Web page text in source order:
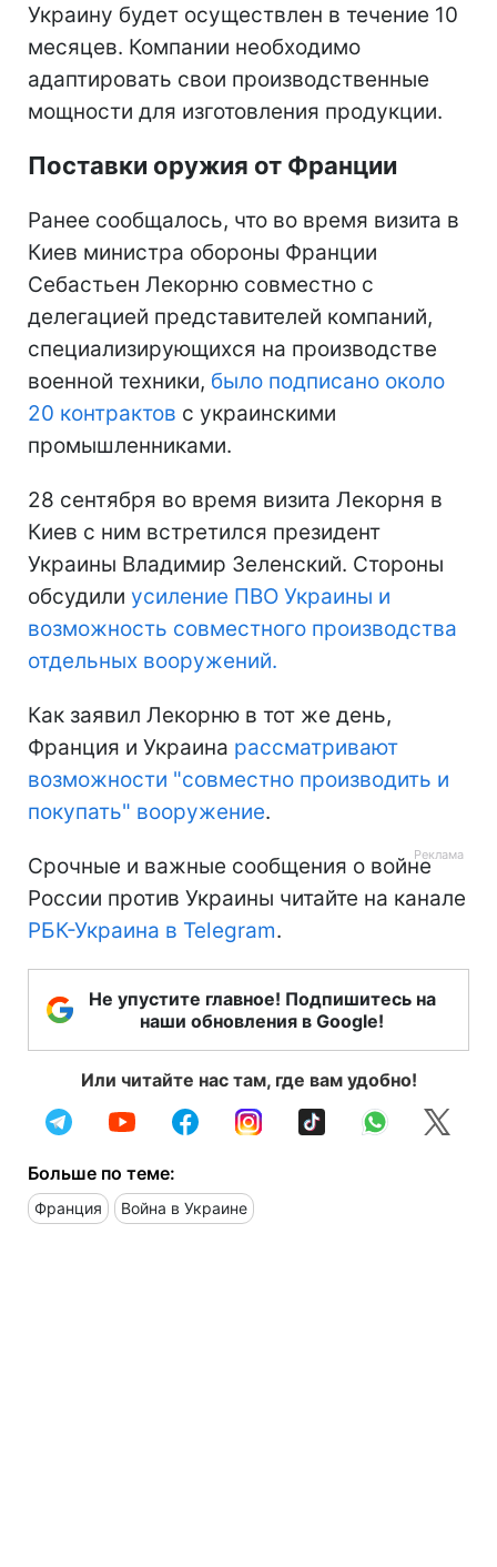
Украину будет осуществлен в течение 10
месяцев. Компании необходимо
адаптировать свои производственные
мощности для изготовления продукции.
Поставки оружия от Франции
Ранее сообщалось, что во время визита в
Киев министра обороны Франции
Себастьен Лекорню совместно с
делегацией представителей компаний,
специализирующихся на производстве
военной техники, было подписано около
20 контрактов с украинскими
промышленниками.
28 сентября во время визита Лекорня в
Киев с ним встретился президент
Украины Владимир Зеленский. Стороны
обсудили усиление ПВО Украины и
возможность совместного производства
отдельных вооружений.
Как заявил Лекорню в тот же день,
Франция и Украина рассматривают
возможности "совместно производить и
покупать" вооружение.
Срочные и важные сообщения о войне
России против Украины читайте на канале
РБК-Украина в Telegram.
Не упустите главное! Подпишитесь на
наши обновления в Google!
Или читайте нас там, где вам удобно!
Больше по теме:
Франция Война в Украине